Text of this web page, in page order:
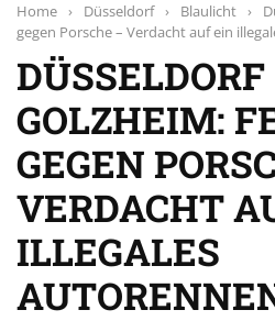
Home › Düsseldorf › Blaulicht ›
gegen Porsche – Verdacht auf ein
DÜSSELDORF
GOLZHEIM:
GEGEN
VERDACHT
ILLEGALES